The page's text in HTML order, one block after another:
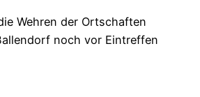
Wehren der Ortschaften
noch vor Eintreffen